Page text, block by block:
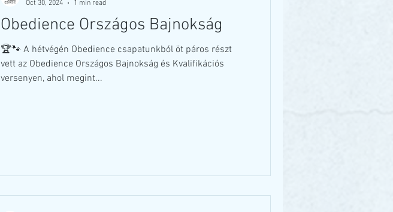
Obedience Országos Bajnokság
🏆🐾 A hétvégén Obedience csapatunkból öt páros részt
vett az Obedience Országos Bajnokság és Kvalifikációs
versenyen, ahol megint...
Oct 30, 2024
1 min read